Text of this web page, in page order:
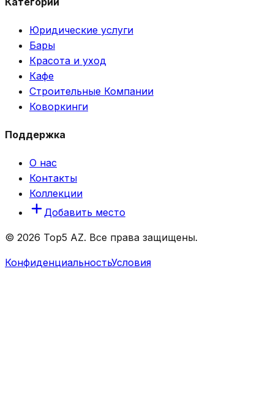
Юридические услуги
Бары
Красота и уход
Кафе
Строительные Компании
Коворкинги
Поддержка
О нас
Контакты
Коллекции
Добавить место
© 2026 Top5 AZ. Все права защищены.
КонфиденциальностьУсловия